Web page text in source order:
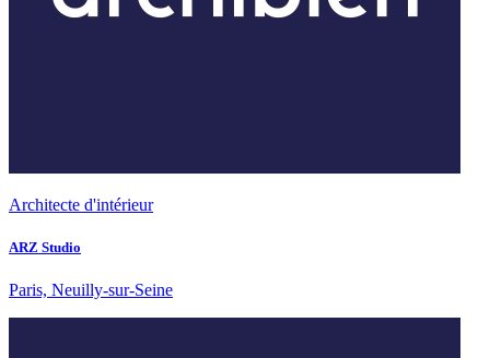
Architecte d'intérieur
ARZ Studio
Paris, Neuilly-sur-Seine